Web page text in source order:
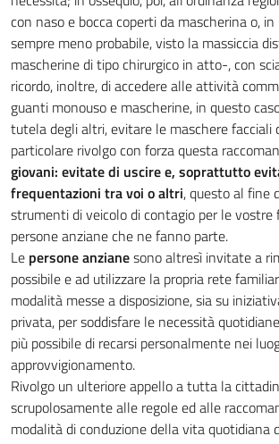
con naso e bocca coperti da mascherina o,
sempre meno probabile, visto la massiccia
mascherine di tipo chirurgico in atto-, con
ricordo, inoltre, di accedere alle attività
guanti monouso e mascherine, in questo
tutela degli altri, evitare le maschere facciali
particolare rivolgo con forza questa
giovani: evitate di uscire e, soprattutto
frequentazioni tra voi o altri, questo al fine
strumenti di veicolo di contagio per le vostre
persone anziane che ne fanno parte.
Le persone anzianesono altresì invitate a
possibile e ad utilizzare la propria rete
modalità messe a disposizione, sia su
privata, per soddisfare le necessità
più possibile di recarsi personalmente nei
approvvigionamento.
Rivolgo un ulteriore appello a tutta la
scrupolosamente alle regole ed alle
modalità di conduzione della vita quotidiana